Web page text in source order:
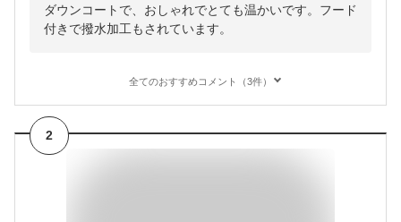
ダウンコートで、おしゃれでとても温かいです。フード
付きで撥水加工もされています。
全てのおすすめコメント（3件）
2